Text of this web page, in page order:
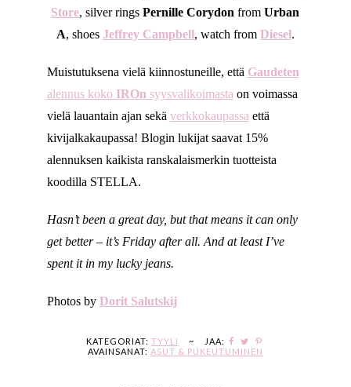
Store, silver ringsPernille Corydon fromUrban
A, shoes Jeffrey Campbell, watch from Diesel.
Muistutuksena vielä kiinnostuneille, että Gaudeten
alennus koko IROn syysvalikoimasta on voimassa
vielä lauantain ajan sekä verkkokaupassa että
kivijalkakaupassa! Blogin lukijat saavat 15%
alennuksen kaikista ranskalaismerkin tuotteista
koodilla STELLA.
Hasn’t been a great day, but that means it can only
get better – it’s Friday after all. And at least I’ve
spent it in my lucky jeans.
Photos by Dorit Salutskij
KATEGORIAT: TYYLI ~
JAA:
AVAINSANAT: ASUT & PUKEUTUMINEN